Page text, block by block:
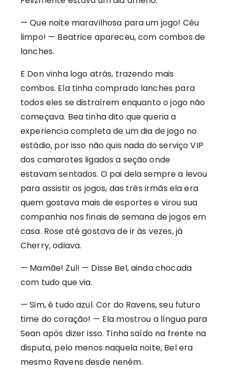
— Que noite maravilhosa para um jogo! Céu
limpo! — Beatrice apareceu, com combos de
lanches.
E Don vinha logo atrás, trazendo mais
combos. Ela tinha comprado lanches para
todos eles se distraírem enquanto o jogo não
começava. Bea tinha dito que queria a
experiencia completa de um dia de jogo no
estádio, por isso não quis nada do serviço VIP
dos camarotes ligados a seção onde
estavam sentados. O pai dela sempre a levou
para assistir os jogos, das três irmãs ela era
quem gostava mais de esportes e virou sua
companhia nos finais de semana de jogos em
casa. Rose até gostava de ir às vezes, já
Cherry, odiava.
— Mamãe! Zul! — Disse Bel, ainda chocada
com tudo que via.
— Sim, é tudo azul. Cor do Ravens, seu futuro
time do coração! — Ela mostrou a língua para
Sean após dizer isso. Tinha saído na frente na
disputa, pelo menos naquela noite, Bel era
mesmo Ravens desde neném.